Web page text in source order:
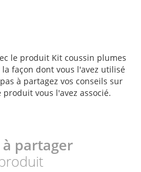
le produit Kit coussin plumes
façon dont vous l'avez utilisé
à partagez vos conseils sur
vous l'avez associé.
partager